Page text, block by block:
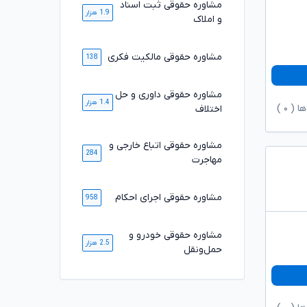
( ۰
مشاوره حقوقی ثبت اسناد
و املاک
1.9 هزار
مشاوره حقوقی مالکیت فکری 138
مشاوره حقوقی داوری و حل
اختلاف
1.4 هزار
مشاوره حقوقی اتباع خارجی و
مهاجرت
284
مشاوره حقوقی اجرای احکام 958
مشاوره حقوقی خودرو و
حمل‌ونقل
2.5 هزار